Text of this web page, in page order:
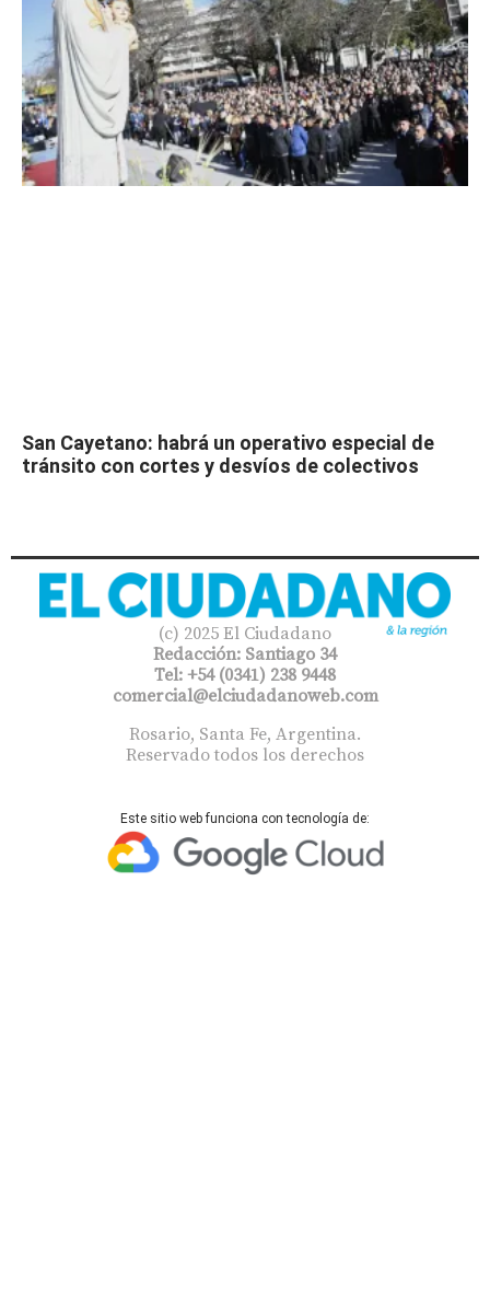
San Cayetano: habrá un operativo especial de
tránsito con cortes y desvíos de colectivos
(c) 2025 El Ciudadano
Redacción: Santiago 34
Tel: +54 (0341) 238 9448
comercial@elciudadanoweb.com​
Rosario, Santa Fe, Argentina.
Reservado todos los derechos
Este sitio web funciona con tecnología de: